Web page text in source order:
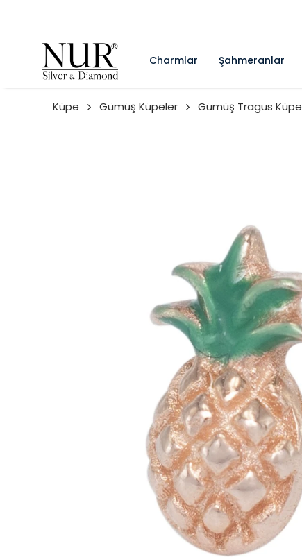
Charmlar Şahmeranlar
Küpe Gümüş Küpeler Gümüş Tragus